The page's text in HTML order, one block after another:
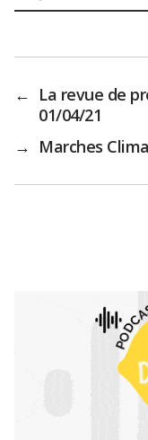
← La revue de
01/04/21
→ Marches